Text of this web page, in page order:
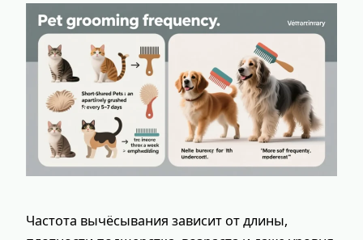
Частота вычёсывания зависит от длины,